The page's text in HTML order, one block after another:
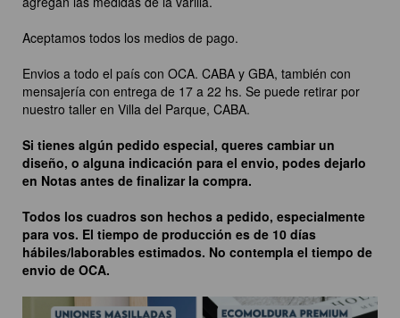
Aceptamos todos los medios de pago.
Envios a todo el país con OCA. CABA y GBA, también con
mensajería con entrega de 17 a 22 hs. Se puede retirar por
nuestro taller en Villa del Parque, CABA.
Si tienes algún pedido especial, queres cambiar un
diseño, o alguna indicación para el envio, podes dejarlo
en Notas antes de finalizar la compra.
Todos los cuadros son hechos a pedido, especialmente
para vos. El tiempo de producción es de 10 días
hábiles/laborables estimados. No contempla el tiempo de
envio de OCA.